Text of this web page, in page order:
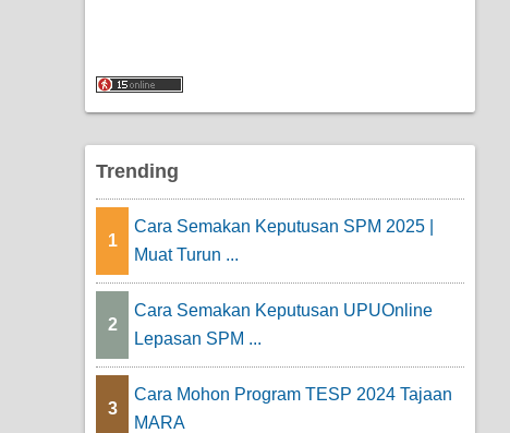
Trending
1
Cara Semakan Keputusan SPM 2025 |
Muat Turun ...
2
Cara Semakan Keputusan UPUOnline
Lepasan SPM ...
3
Cara Mohon Program TESP 2024 Tajaan
MARA